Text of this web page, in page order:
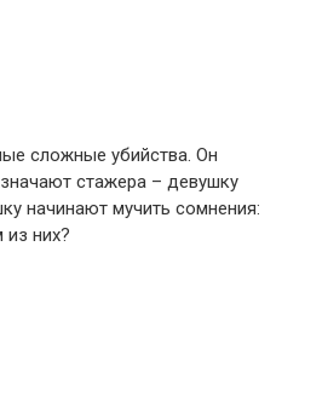
сложные убийства. Он
стажера – девушку
начинают мучить сомнения:
из них?